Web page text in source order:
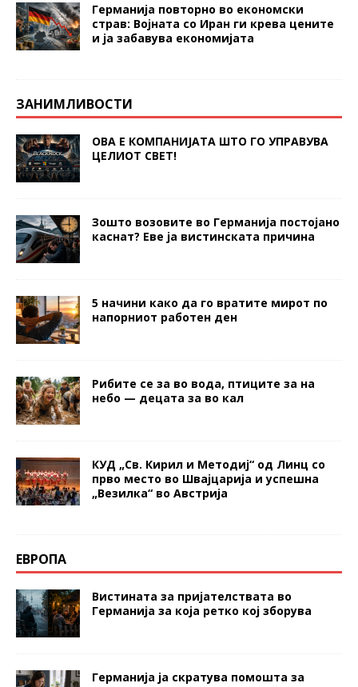
Германија повторно во економски
страв: Војната со Иран ги крева цените
и ја забавува економијата
ЗАНИМЛИВОСТИ
ОВА Е КОМПАНИЈАТА ШТО ГО УПРАВУВА
ЦЕЛИОТ СВЕТ!
Зошто возовите во Германија постојано
каснат? Еве ја вистинската причина
5 начини како да го вратите мирот по
напорниот работен ден
Рибите се за во вода, птиците за на
небо — децата за во кал
КУД „Св. Кирил и Методиј“ од Линц со
прво место во Швајцарија и успешна
„Везилка“ во Австрија
ЕВРОПА
Вистината за пријателствата во
Германија за која ретко кој зборува
Германија ја скратува помошта за